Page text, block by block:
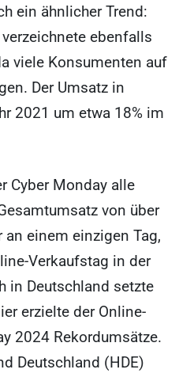
ein ähnlicher Trend:
ebenfalls
viele Konsumenten auf
Der Umsatz in
2021 um etwa 18% im
Cyber Monday alle
von über
einem einzigen Tag,
Verkaufstag in der
in Deutschland setzte
erzielte der Online-
2024 Rekordumsätze.
Deutschland (HDE)